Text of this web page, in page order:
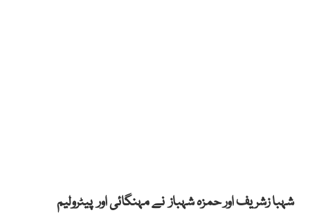
شہبا زشریف اور حمزہ شہباز نے مہنگائی اور پیٹرولیم